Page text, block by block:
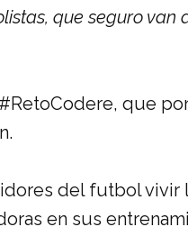
que seguro van
que
del futbol vivir
en sus